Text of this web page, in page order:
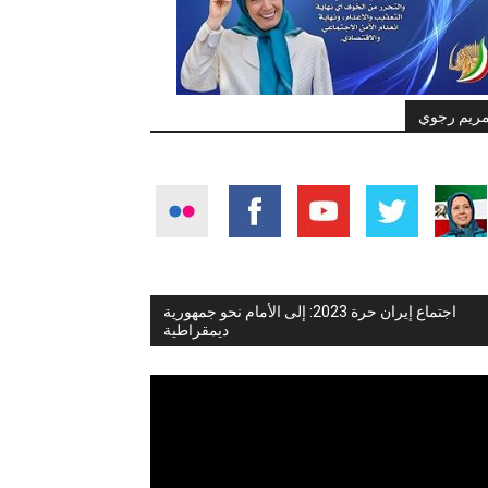
رجوي
اجتماع إيران حرة 2023: إلى الأمام نحو جمهورية
ديمقراطية